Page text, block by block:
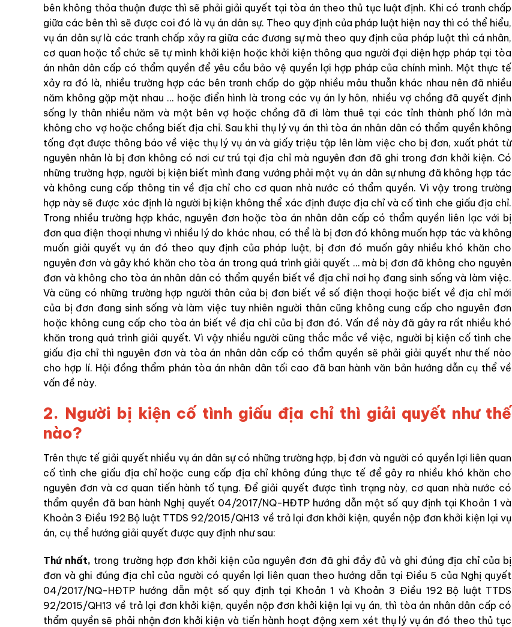
bên không thỏa thuận được thì sẽ phải giải quyết tại tòa án theo thủ tục luật định. Khi có tranh chấp
giữa các bên thì sẽ được coi đó là vụ án dân sự. Theo quy định của pháp luật hiện nay thì có thể hiểu,
vụ án dân sự là các tranh chấp xảy ra giữa các đương sự mà theo quy định của pháp luật thì cá nhân,
cơ quan hoặc tổ chức sẽ tự mình khởi kiện hoặc khởi kiện thông qua người đại diện hợp pháp tại tòa
án nhân dân cấp có thẩm quyền để yêu cầu bảo vệ quyền lợi hợp pháp của chính mình. Một thực tế
xảy ra đó là, nhiều trường hợp các bên tranh chấp do gặp nhiều mâu thuẫn khác nhau nên đã nhiều
năm không gặp mặt nhau … hoặc điển hình là trong các vụ án ly hôn, nhiều vợ chồng đã quyết định
sống ly thân nhiều năm và một bên vợ hoặc chồng đã đi làm thuê tại các tỉnh thành phố lớn mà
không cho vợ hoặc chồng biết địa chỉ. Sau khi thụ lý vụ án thì tòa án nhân dân có thẩm quyền không
tống đạt được thông báo về việc thụ lý vụ án và giấy triệu tập lên làm việc cho bị đơn, xuất phát từ
nguyên nhân là bị đơn không có nơi cư trú tại địa chỉ mà nguyên đơn đã ghi trong đơn khởi kiện. Có
những trường hợp, người bị kiện biết mình đang vướng phải một vụ án dân sự nhưng đã không hợp tác
và không cung cấp thông tin về địa chỉ cho cơ quan nhà nước có thẩm quyền. Vì vậy trong trường
hợp này sẽ được xác định là người bị kiện không thể xác định được địa chỉ và cố tình che giấu địa chỉ.
Trong nhiều trường hợp khác, nguyên đơn hoặc tòa án nhân dân cấp có thẩm quyền liên lạc với bị
đơn qua điện thoại nhưng vì nhiều lý do khác nhau, có thể là bị đơn đó không muốn hợp tác và không
muốn giải quyết vụ án đó theo quy định của pháp luật, bị đơn đó muốn gây nhiều khó khăn cho
nguyên đơn và gây khó khăn cho tòa án trong quá trình giải quyết … mà bị đơn đã không cho nguyên
đơn và không cho tòa án nhân dân có thẩm quyền biết về địa chỉ nơi họ đang sinh sống và làm việc.
Và cũng có những trường hợp người thân của bị đơn biết về số điện thoại hoặc biết về địa chỉ mới
của bị đơn đang sinh sống và làm việc tuy nhiên người thân cũng không cung cấp cho nguyên đơn
hoặc không cung cấp cho tòa án biết về địa chỉ của bị đơn đó. Vấn đề này đã gây ra rất nhiều khó
khăn trong quá trình giải quyết. Vì vậy nhiều người cũng thắc mắc về việc, người bị kiện cố tình che
giấu địa chỉ thì nguyên đơn và tòa án nhân dân cấp có thẩm quyền sẽ phải giải quyết như thế nào
cho hợp lí. Hội đồng thẩm phán tòa án nhân dân tối cao đã ban hành văn bản hướng dẫn cụ thể về
vấn đề này.
2. Người bị kiện cố tình giấu địa chỉ thì giải quyết như thế
nào?
Trên thực tế giải quyết nhiều vụ án dân sự có những trường hợp, bị đơn và người có quyền lợi liên quan
cố tình che giấu địa chỉ hoặc cung cấp địa chỉ không đúng thực tế để gây ra nhiều khó khăn cho
nguyên đơn và cơ quan tiến hành tố tụng. Để giải quyết được tình trạng này, cơ quan nhà nước có
thẩm quyền đã ban hành Nghị quyết 04/2017/NQ-HĐTP hướng dẫn một số quy định tại Khoản 1 và
Khoản 3 Điều 192 Bộ luật TTDS 92/2015/QH13 về trả lại đơn khởi kiện, quyền nộp đơn khởi kiện lại vụ
án, cụ thể hướng giải quyết được quy định như sau:
Thứ nhất, trong trường hợp đơn khởi kiện của nguyên đơn đã ghi đầy đủ và ghi đúng địa chỉ của bị
đơn và ghi đúng địa chỉ của người có quyền lợi liên quan theo hướng dẫn tại Điều 5 của Nghị quyết
04/2017/NQ-HĐTP hướng dẫn một số quy định tại Khoản 1 và Khoản 3 Điều 192 Bộ luật TTDS
92/2015/QH13 về trả lại đơn khởi kiện, quyền nộp đơn khởi kiện lại vụ án, thì tòa án nhân dân cấp có
thẩm quyền sẽ phải nhận đơn khởi kiện và tiến hành hoạt động xem xét thụ lý vụ án đó theo thủ tục